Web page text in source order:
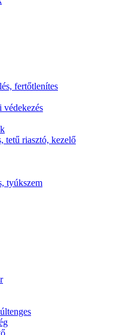
fertőtlenítes
tetű riasztó, kezelő
tyúkszem